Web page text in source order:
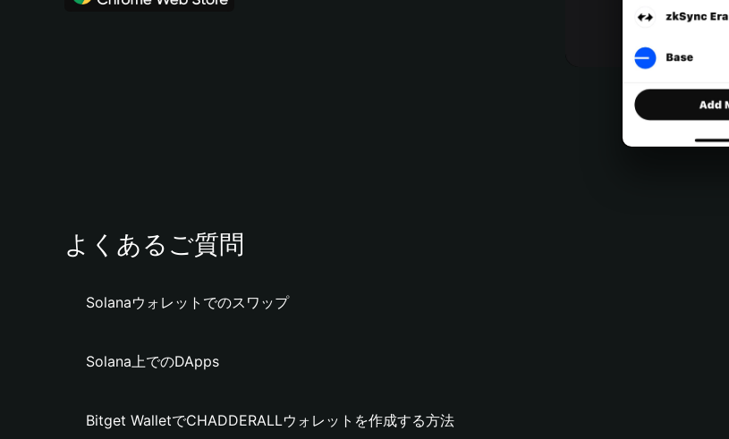
よくあるご質問
Solanaウォレットでのスワップ
Solana上でのDApps
Bitget WalletでCHADDERALLウォレットを作成する方法